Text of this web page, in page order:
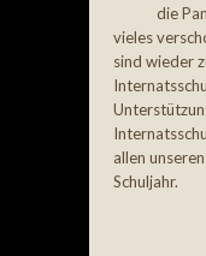
die
vieles
sind wieder
allen
Schuljahr.